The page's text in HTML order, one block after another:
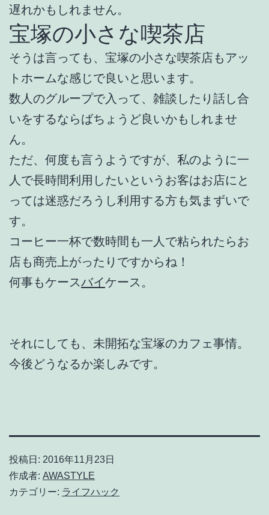
遅れかもしれません。
宝塚の小さな喫茶店
そうは言っても、宝塚の小さな喫茶店もアッ
トホームな感じで良いと思います。
数人のグループで入って、雑談したり話し合
いをするならばちょうど良いかもしれませ
ん。
ただ、何度も言うようですが、私のように一
人で長時間利用したいというお客はお店にと
っては迷惑だろうし利用する方も気まずいで
す。
コーヒー一杯で数時間も一人で粘られたらお
店も商売上がったりですからね！
何事もケースバイケース。
それにしても、未開拓な宝塚のカフェ事情。
今後どうなるか楽しみです。
投稿日: 2016年11月23日
作成者: AWASTYLE
カテゴリー: ライフハック